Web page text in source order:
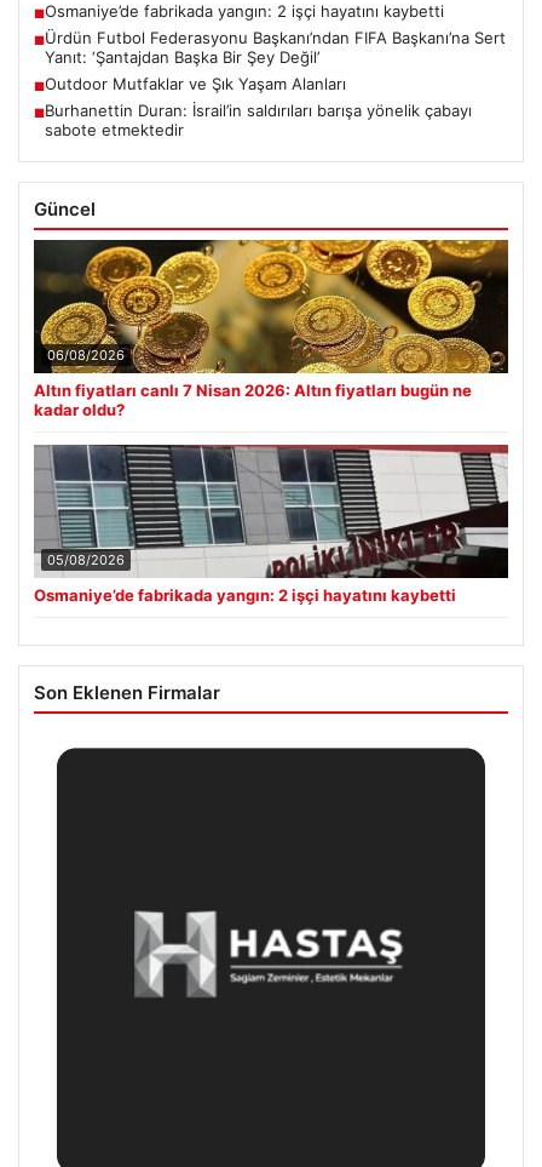
■Osmaniye’de fabrikada yangın: 2 işçi hayatını kaybetti
■Ürdün Futbol Federasyonu Başkanı’ndan FIFA Başkanı’na Sert
Yanıt: ‘Şantajdan Başka Bir Şey Değil’
■Outdoor Mutfaklar ve Şık Yaşam Alanları
■Burhanettin Duran: İsrail’in saldırıları barışa yönelik çabayı
sabote etmektedir
Güncel
06/08/2026
Altın fiyatları canlı 7 Nisan 2026: Altın fiyatları bugün ne
kadar oldu?
05/08/2026
Osmaniye’de fabrikada yangın: 2 işçi hayatını kaybetti
Son Eklenen Firmalar